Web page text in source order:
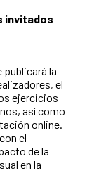
invitados
publicará la
el
ejercicios
así como
online.
el
de la
en la